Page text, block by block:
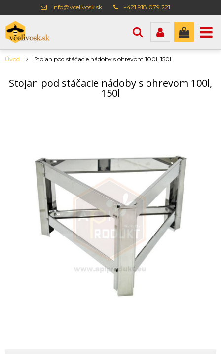
info@vcelivosk.sk +421 918 079 221
Úvod Stojan pod stáčacie nádoby s ohrevom 100l, 150l
Stojan pod stáčacie nádoby s ohrevom 100l,
150l